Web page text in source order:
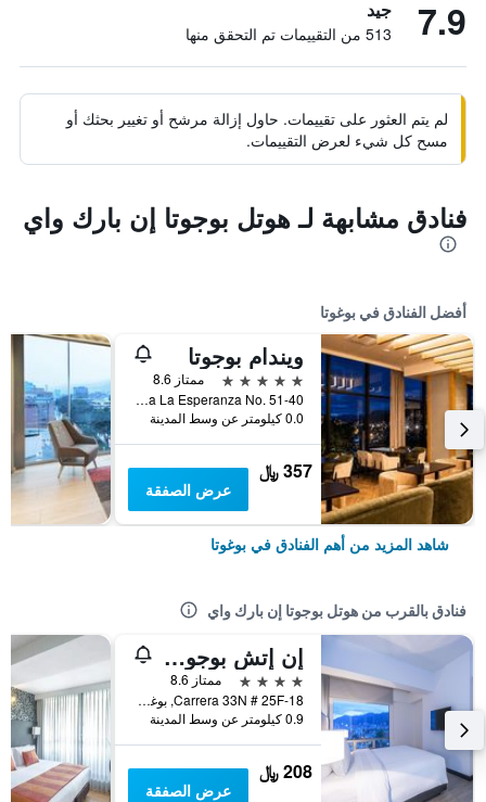
7.9 جيد
513 من التقييمات تم التحقق منها
لم يتم العثور على تقييمات. حاول إزالة مرشح أو تغيير بحثك أو
مسح كل شيء لعرض التقييمات.
فنادق مشابهة لـ هوتل بوجوتا إن بارك واي
أفضل الفنادق في بوغوتا
ويندام بوجوتا
5 نجوم
ممتاز 8.6
Avenida La Esperanza No. 51-40, بوغوتا, كولومبيا
0.0 كيلومتر عن وسط المدينة
357 ﷼
عرض الصفقة
شاهد المزيد من أهم الفنادق في بوغوتا
فنادق بالقرب من هوتل بوجوتا إن بارك واي
إن إتش بوجوتا أوربان 26 رويال
4 نجوم
ممتاز 8.6
Carrera 33N # 25F-18, بوغوتا, كولومبيا
0.9 كيلومتر عن وسط المدينة
208 ﷼
عرض الصفقة